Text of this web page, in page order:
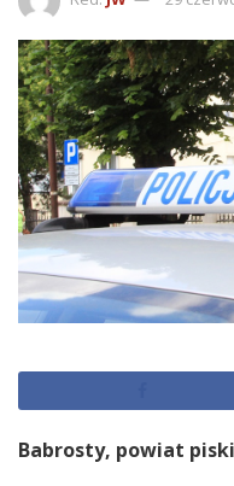
Babrosty, powiat piski